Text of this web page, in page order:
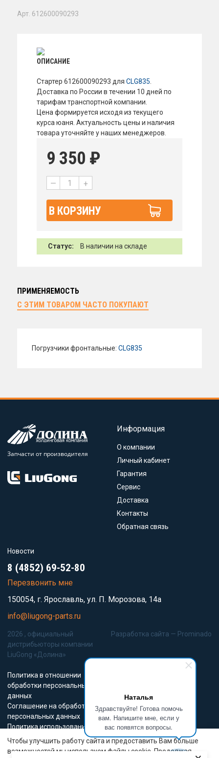
Наталья
Здравствуйте! Готова помочь
вам. Напишите мне, если у
вас появятся вопросы.
Арт. 612600090293
ОПИСАНИЕ
Стартер 612600090293 для CLG835
Доставка по России в течении 10 дней по
тарифам транспортной компании.
Цена формируется исходя из текущего
курса юаня. Актуальность цены и наличия
товара уточняйте у наших менеджеров.
9 350 ₽
— +
В КОРЗИНУ
Статус: В наличии на складе
ПРИМЕНЯЕМОСТЬ
С ЭТИМ ТОВАРОМ ЧАСТО ПОКУПАЮТ
Погрузчики фронтальные: CLG835
Запчасти от производителя
Информация
О компании
Личный кабинет
Гарантия
Сервис
Доставка
Контакты
Обратная связь
Новости
8 (4852) 69-52-80
Перезвонить мне
150054, г. Ярославль, ул. П. Морозова, 14а
info@liugong-parts.ru
2026 , официальный
дистрибьюторы компании
LiuGong «Долина»
Политика в отношении
обработки персональных
данных
Соглашение на обработку
персональных данных
Политика использования
Cookie-файлов
Разработка сайта — Prominado
Все материалы данного сайта являются объектами авторского права (в
Чтобы улучшить работу сайта и предоставить Вам больше
возможностей мы используем файлы cookie. Продолжая